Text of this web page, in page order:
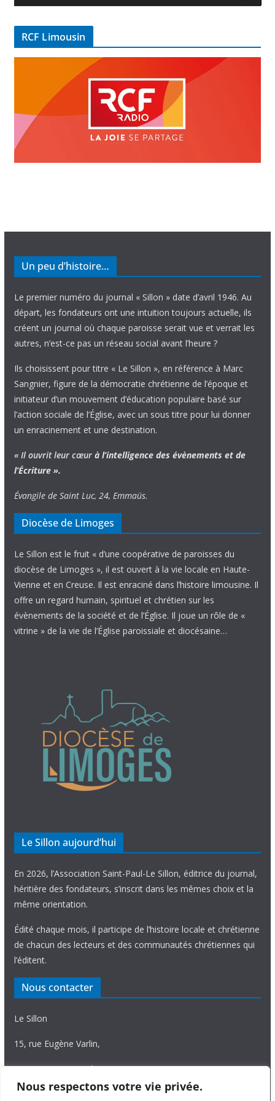
Nous respectons votre vie privée.
é
RCF Limousin
Un peu d’histoire…
Le premier numéro du journal « Sillon » date d’avril 1946. Au
départ, les fondateurs ont une intuition toujours actuelle, ils
créent un journal où chaque paroisse serait vue et verrait les
autres, n’est-ce pas un réseau social avant l’heure ?
Ils choisissent pour titre « Le Sillon », en référence à Marc
Sangnier, figure de la démocratie chrétienne de l’époque et
initiateur d’un mouvement d’éducation populaire basé sur
l’action sociale de l’Église, avec un sous titre pour lui donner
un enracinement et une destination.
« Il ouvrit leur cœur à l’intelligence des évènements et de
l’Écriture ».
Évangile de Saint Luc, 24, Emmaüs.
Diocèse de Limoges
Le Sillon est le fruit « d’une coopérative de paroisses du
diocèse de Limoges », il est ouvert à la vie locale en Haute-
Vienne et en Creuse. Il est enraciné dans l’histoire limousine. Il
offre un regard humain, spirituel et chrétien sur les
évènements de la société et de l’Église. Il joue un rôle de «
vitrine » de la vie de l’Église paroissiale et diocésaine…
Le Sillon aujourd’hui
En 2026, l’Association Saint-Paul-Le Sillon, éditrice du journal,
héritière des fondateurs, s’inscrit dans les mêmes choix et la
même orientation.
Édité chaque mois, il participe de l’histoire locale et chrétienne
de chacun des lecteurs et des communautés chrétiennes qui
l’éditent.
Nous contacter
Le Sillon
15, rue Eugène Varlin,
87036 Limoges Cedex.
Tél. 05 55 06 14 15